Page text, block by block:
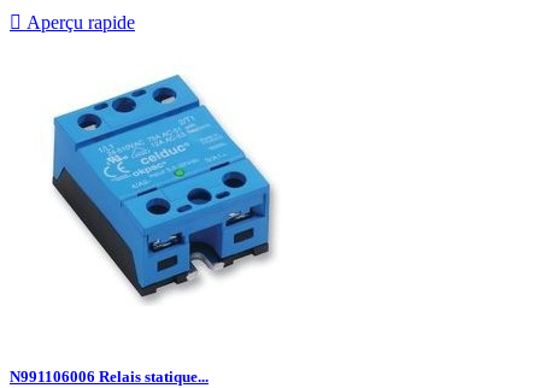
 Aperçu rapide
N991106006 Relais statique...